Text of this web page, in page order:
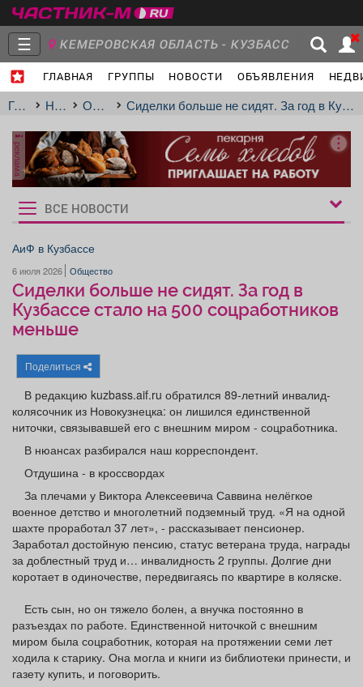
☰ КЕМЕРОВСКАЯ ОБЛАСТЬ - КУЗБАСС
ГЛАВНАЯ ГРУППЫ НОВОСТИ ОБЪЯВЛЕНИЯ
Главная
Группы Новости
Объявления Недвижимость Услуги
Работа
Афиша
ТВ программа Я - пенсионер
ГлавнаяНовостиОбществоСиделки больше не сидят. За год в Кузбассе стало на 500 соцработников меньше
реклама
Рукбрики
новостей
ВСЕ НОВОСТИ
АиФ в Кузбассе
6 июля 2026 Общество
Сиделки больше не сидят. За год в
Кузбассе стало на 500 соцработников
меньше
Поделиться
В редакцию kuzbass.aif.ru обратился 89-летний инвалид-
колясочник из Новокузнецка: он лишился единственной
ниточки, связывавшей его с внешним миром - соцработника.
В нюансах разбирался наш корреспондент.
Отдушина - в кроссвордах
За плечами у Виктора Алексеевича Саввина нелёгкое
военное детство и многолетний подземный труд. «Я на одной
шахте проработал 37 лет», - рассказывает пенсионер.
Заработал достойную пенсию, статус ветерана труда, награды
за доблестный труд и… инвалидность 2 группы. Долгие дни
коротает в одиночестве, передвигаясь по квартире в коляске.
Есть сын, но он тяжело болен, а внучка постоянно в
разъездах по работе. Единственной ниточкой с внешним
миром была соцработник, которая на протяжении семи лет
ходила к старику. Она могла и книги из библиотеки принести, и
газету купить, и поговорить.